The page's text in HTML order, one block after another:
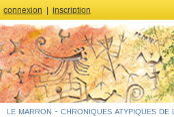
connexion inscription
le marron - chroniques atypiques de